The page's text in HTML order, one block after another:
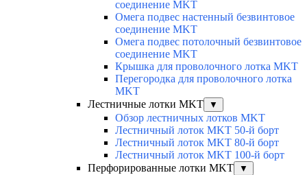
соединение MKT
Омега подвес настенный безвинтовое
соединение MKT
Омега подвес потолочный безвинтовое
соединение MKT
Крышка для проволочного лотка MKT
Перегородка для проволочного лотка
MKT
Лестничные лотки MKT
▼
Обзор лестничных лотков MKT
Лестничный лоток MKT 50-й борт
Лестничный лоток MKT 80-й борт
Лестничный лоток MKT 100-й борт
Перфорированные лотки MKT
▼